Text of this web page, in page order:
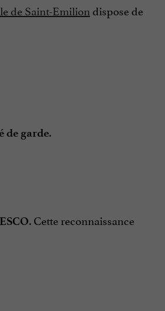
de Saint-Emilion dispose de
de garde.
. Cette reconnaissance